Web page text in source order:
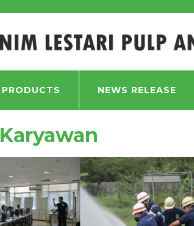
PRODUCTS NEWS RELEASE
KARYAWAN